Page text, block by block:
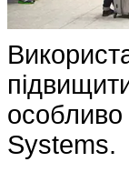
особливо
Systems.